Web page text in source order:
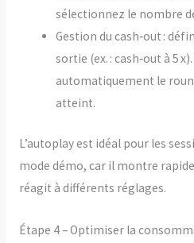
sélectionnez le nombre
Gestion du cash‑out :
sortie (ex. : cash‑out à 5
automatiquement le
atteint.
L’autoplay est idéal pour les
mode démo, car il montre
réagit à différents réglages.
Étape 4 – Optimiser la